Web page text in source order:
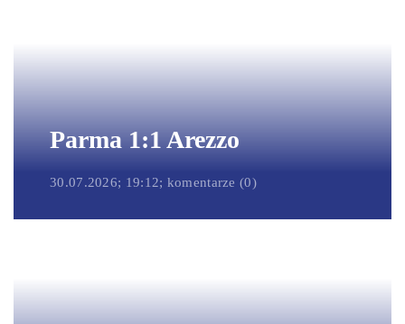
Parma 1:1 Arezzo
30.07.2026; 19:12; komentarze (0)